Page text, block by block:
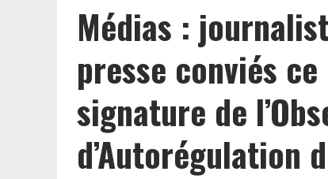
Médias :
presse conviés
signature de
d’Autorégulation